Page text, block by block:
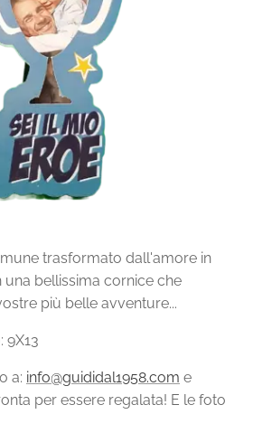
trasformato dall'amore in
bellissima cornice che
più belle avventure...
9X13
a: info@guididal1958.com e
per essere regalata! E le foto